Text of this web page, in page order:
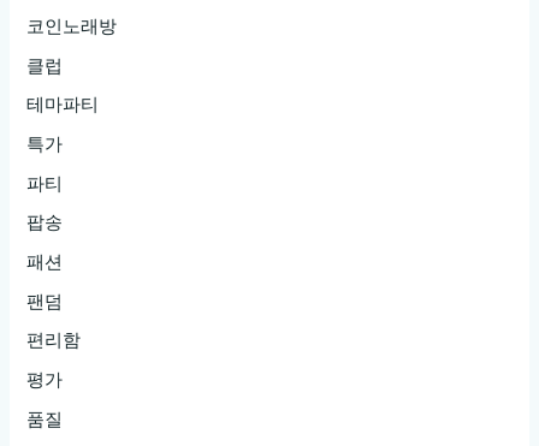
코인노래방
클럽
테마파티
특가
파티
팝송
패션
팬덤
편리함
평가
품질